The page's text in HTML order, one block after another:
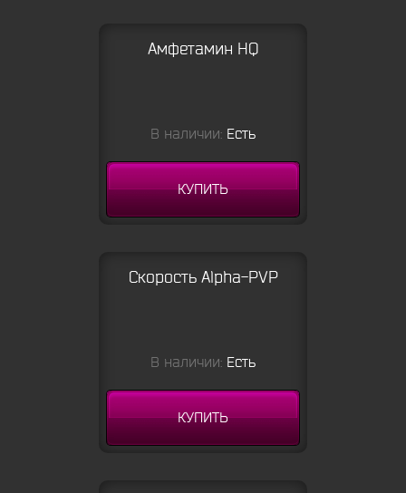
Амфетамин HQ
В наличии: Есть
КУПИТЬ
Скорость Alpha-PVP
В наличии: Есть
КУПИТЬ